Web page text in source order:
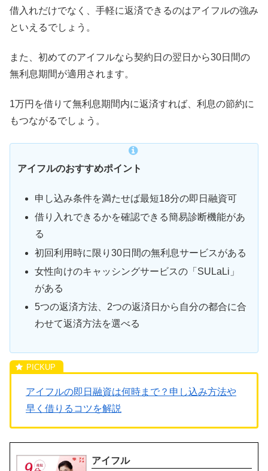
借入れだけでなく、手軽に返済できるのはアイフルの強み
といえるでしょう。
また、初めてのアイフルなら契約日の翌日から30日間の
無利息期間が適用されます。
1万円を借りて無利息期間内に返済すれば、利息の節約に
もつながるでしょう。
アイフルのおすすめポイント
申し込み条件を満たせば最短18分の即日融資可
借り入れできるかを確認できる簡易診断機能があ
る
初回利用時に限り30日間の無利息サービスがある
女性向けのキャッシングサービスの「SULaLi」
がある
5つの返済方法、2つの返済日から自分の都合に合
わせて返済方法を選べる
アイフルの即日融資は何時まで？申し込み方法や
早く借りるコツを解説
アイフル